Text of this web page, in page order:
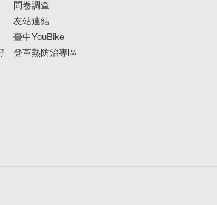
問卷調查
友站連結
臺中YouBike
登革熱防治專區